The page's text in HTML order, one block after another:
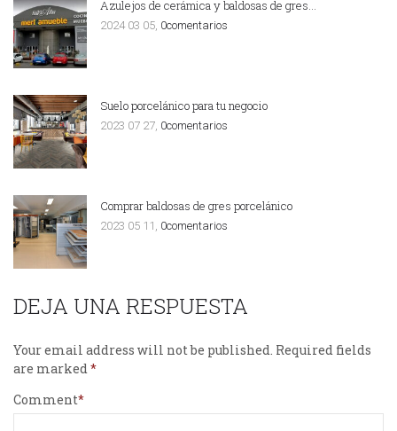
Azulejos de cerámica y baldosas de gres…
2024 03 05, 0comentarios
Suelo porcelánico para tu negocio
2023 07 27, 0comentarios
Comprar baldosas de gres porcelánico
2023 05 11, 0comentarios
DEJA UNA RESPUESTA
Your email address will not be published. Required fields
are marked
Comment